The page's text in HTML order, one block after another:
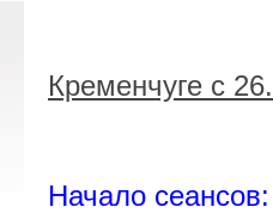
Кременчуге c 26
Начало